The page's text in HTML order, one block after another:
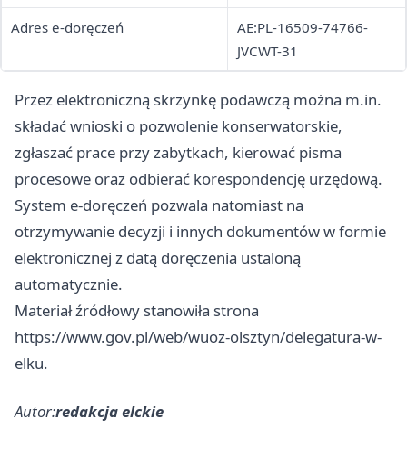
Adres e-doręczeń
AE:PL-16509-74766-
JVCWT-31
Przez elektroniczną skrzynkę podawczą można m.in.
składać wnioski o pozwolenie konserwatorskie,
zgłaszać prace przy zabytkach, kierować pisma
procesowe oraz odbierać korespondencję urzędową.
System e-doręczeń pozwala natomiast na
otrzymywanie decyzji i innych dokumentów w formie
elektronicznej z datą doręczenia ustaloną
automatycznie.
Materiał źródłowy stanowiła strona
https://www.gov.pl/web/wuoz-olsztyn/delegatura-w-
elku.
Autor:redakcja elckie